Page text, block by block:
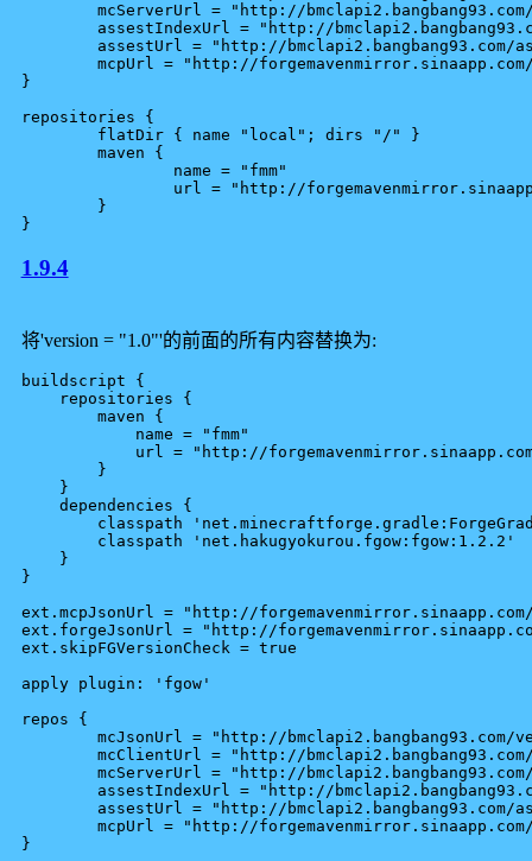
}
repositories {
1.9.4
将'version = "1.0"'的前面的所有内容替换为:
buildscript {
    repositories {
        maven {
            name = "fmm"
url = "http://
        }
    }
    dependencies {
    }
}
ext.mcpJsonUrl = "http://
ext.forgeJsonUrl = "http://
ext.skipFGVersionCheck = true
apply plugin: 'fgow'
repos {
}